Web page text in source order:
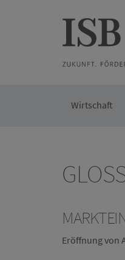
Wirtschaft
Eröffnung von